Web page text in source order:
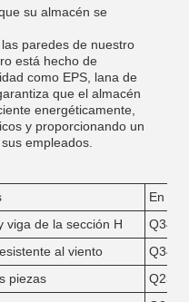
su almacén se
paredes de nuestro
está hecho de
como EPS, lana de
que el almacén
energéticamente,
y proporcionando un
empleados.
En el
viga de la sección H
Q345
al viento
Q345
piezas